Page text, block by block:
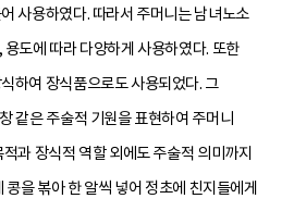
사용하였다. 따라서 주머니는 남녀노소
도에 따라 다양하게 사용하였다. 또한
하여 장식품으로도 사용되었다. 그
같은 주술적 기원을 표현하여 주머니
과 장식적 역할 외에도 주술적 의미까지
을 볶아 한 알씩 넣어 정초에 친지들에게